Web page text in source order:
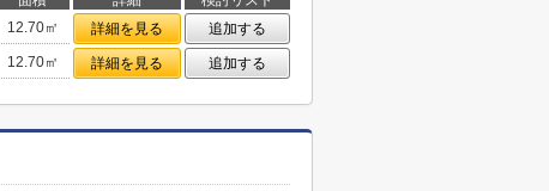
12.70㎡ 詳細を見る
追加する
12.70㎡ 詳細を見る 追加する